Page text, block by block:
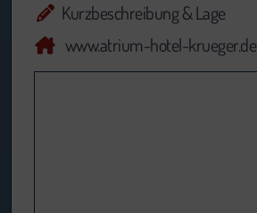
Kurzbeschreibung & Lage
www.atrium-hotel-krueger.de